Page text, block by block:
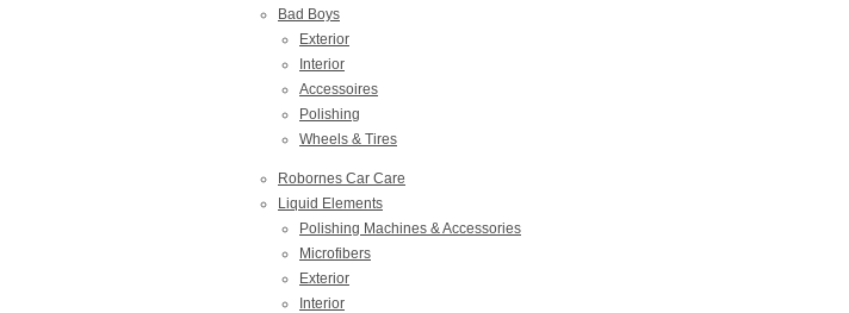
Bad Boys
Exterior
Interior
Accessoires
Polishing
Wheels & Tires
Robornes Car Care
Liquid Elements
Polishing Machines & Accessories
Microfibers
Exterior
Interior